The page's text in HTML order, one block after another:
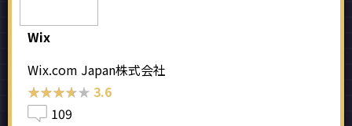
Wix
Wix.com Japan株式会社
★★★★★
★★★★★ 3.6
109